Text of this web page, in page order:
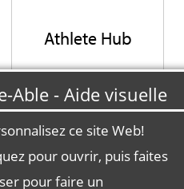
Ath­lete Hub